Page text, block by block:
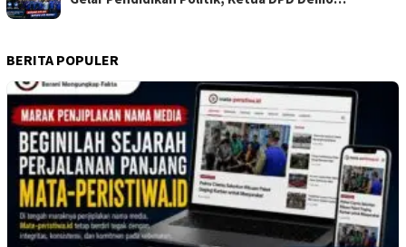
BERITA POPULER